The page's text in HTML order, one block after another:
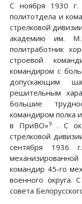
С ноября 1930 г.
политотдела и
стрелковой
академию им.
политработник
строевой
командиром с
допускающим
решительным
большие
командиром полка
в ПриВО»9
. С
стрелковой
сентября 1936
командир 45-го
военного округа.
совета